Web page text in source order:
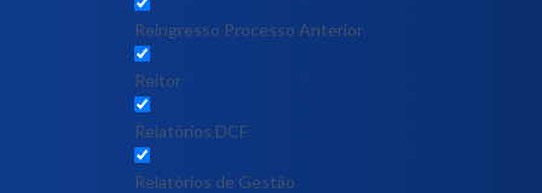
Reingresso Processo Anterior
Reitor
Relatórios DCF
Relatórios de Gestão